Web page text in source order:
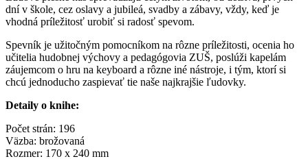
dní v škole, cez oslavy a jubileá, svadby a zábavy, vždy, keď je
vhodná príležitosť urobiť si radosť spevom.
Spevník je užitočným pomocníkom na rôzne príležitosti, ocenia ho
učitelia hudobnej výchovy a pedagógovia ZUŠ, poslúži kapelám
záujemcom o hru na keyboard a rôzne iné nástroje, i tým, ktorí si
chcú jednoducho zaspievať tie naše najkrajšie ľudovky.
Detaily o knihe:
Počet strán: 196
Väzba: brožovaná
Rozmer: 170 x 240 mm